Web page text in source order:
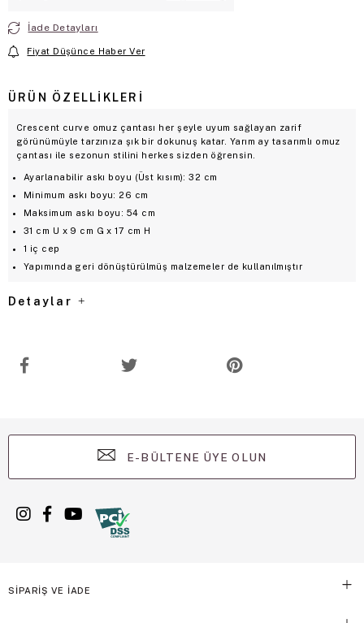
İade Detayları
Fiyat Düşünce Haber Ver
ÜRÜN ÖZELLIKLERI
Crescent curve omuz çantası her şeyle uyum sağlayan zarif
görünümüyle tarzınıza şık bir dokunuş katar. Yarım ay tasarımlı omuz
çantası ile sezonun stilini herkes sizden öğrensin.
Ayarlanabilir askı boyu (Üst kısım): 32 cm
Minimum askı boyu: 26 cm
Maksimum askı boyu: 54 cm
31 cm U x 9 cm G x 17 cm H
1 iç cep
Yapımında geri dönüştürülmüş malzemeler de kullanılmıştır
Detaylar
E-BÜLTENE ÜYE OLUN
SİPARİŞ VE İADE